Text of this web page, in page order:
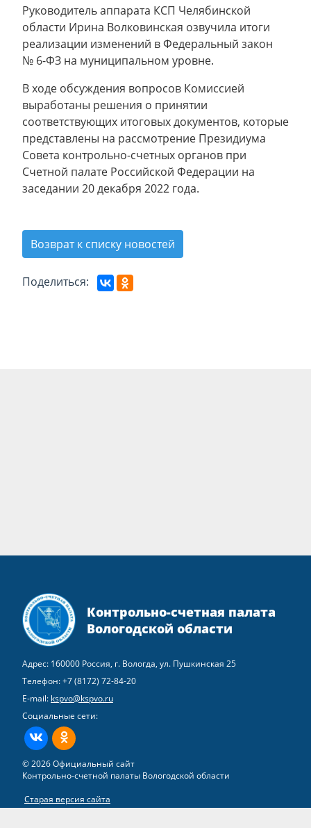
Руководитель аппарата КСП Челябинской
области Ирина Волковинская озвучила итоги
реализации изменений в Федеральный закон
№ 6-ФЗ на муниципальном уровне.
В ходе обсуждения вопросов Комиссией
выработаны решения о принятии
соответствующих итоговых документов, которые
представлены на рассмотрение Президиума
Совета контрольно-счетных органов при
Счетной палате Российской Федерации на
заседании 20 декабря 2022 года.
Возврат к списку новостей
Поделиться:
Контрольно-счетная палата
Вологодской области
Адрес: 160000 Россия, г. Вологда, ул. Пушкинская 25
Телефон:+7 (8172) 72-84-20
E-mail: kspvo@kspvo.ru
Социальные сети:
ВКонтактеОдноклассники
© 2026 Официальный сайт
Контрольно-счетной палаты Вологодской области
Старая версия сайта